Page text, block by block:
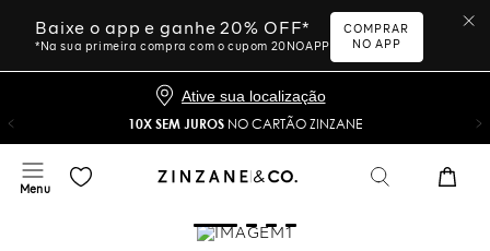
Baixe o app e ganhe 20% OFF*
*Na sua primeira compra com o cupom 20NOAPP
COMPRAR
NO APP
Ative sua localização
10X SEM JUROS NO CARTÃO ZINZANE